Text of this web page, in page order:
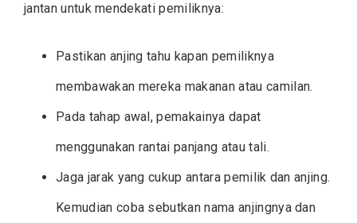
jantan untuk mendekati pemiliknya:
Pastikan anjing tahu kapan pemiliknya
membawakan mereka makanan atau camilan.
Pada tahap awal, pemakainya dapat
menggunakan rantai panjang atau tali.
Jaga jarak yang cukup antara pemilik dan anjing.
Kemudian coba sebutkan nama anjingnya dan